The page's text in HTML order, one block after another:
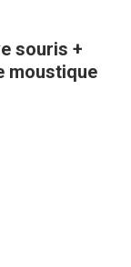
souris +
moustique